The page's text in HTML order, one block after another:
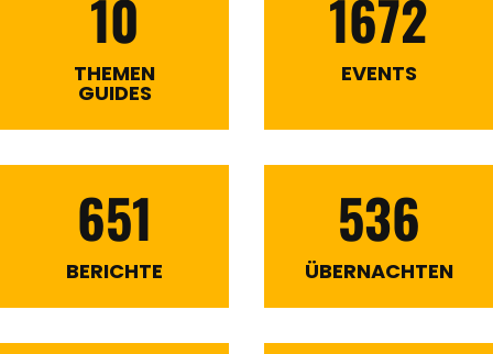
10
THEMEN
GUIDES
1672
EVENTS
651
BERICHTE
536
ÜBERNACHTEN